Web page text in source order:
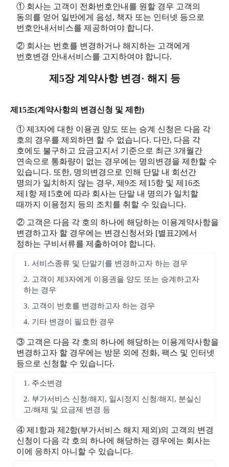
① 회사는 고객이 전화번호안내를 원할 경우 고객의
동의를 얻어 일반에게 음성, 책자 또는 인터넷 등으로
번호안내서비스를 제공하여야 합니다.
② 회사는 번호를 변경하거나 해지하는 고객에게
번호변경 안내서비스를 고지하여야 합니다.
제5장 계약사항 변경· 해지 등
제15조(계약사항의 변경신청 및 제한)
① 제3자에 대한 이용권 양도 또는 승계 신청은 다음 각
호의 경우를 제외하면 할 수 없습니다. 다만, 다음 각
호에도 불구하고 요금고지서 기준으로 최근 3개월간
연속으로 통화량이 없는 경우에는 명의변경을 제한할 수
있습니다. 또한, 명의변경으로 인해 단말 내 회선간
명의가 일치하지 않는 경우, 제9조 제15항 및 제16조
제1항 제15호에 따라 회사는 단말 내 명의가 일치할
때까지 이용정지 등의 조치를 취할 수 있습니다.
② 고객은 다음 각 호의 하나에 해당하는 이용계약사항을
변경하고자 할 경우에는 변경신청서와 [별표2]에서
정하는 구비서류를 제출하여야 합니다.
1. 서비스종류 및 단말기를 변경하고자 하는 경우
2. 고객이 제3자에게 이용권을 양도 또는 승계하고자
하는 경우
3. 고객이 번호를 변경하고자 하는 경우
4. 기타 변경이 필요한 경우
③ 고객은 다음 각 호의 하나에 해당하는 이용계약사항을
변경하고자 할 경우에는 방문 외에 전화, 팩스 및 인터넷
등으로 신청할 수 있습니다.
1. 주소변경
2. 부가서비스 신청/해지, 일시정지 신청/해지, 분실신
고/해제 및 요금제 변경 등
④ 제1항과 제2항(부가서비스 해지 제외)의 고객의 변경
신청이 다음 각 호의 하나에 해당하는 경우에는 회사는
이에 응하지 아니할 수 있습니다.